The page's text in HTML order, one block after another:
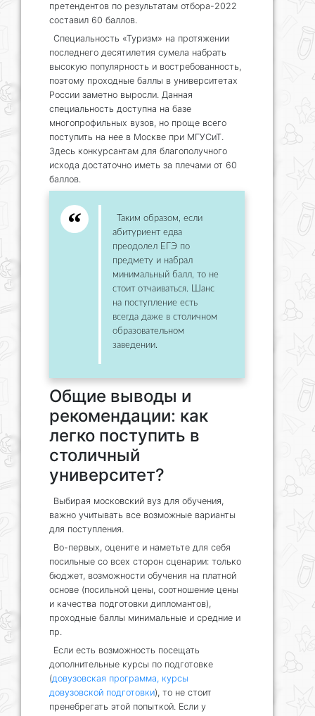
претендентов по результатам отбора-2022
составил 60 баллов.
Специальность «Туризм» на протяжении
последнего десятилетия сумела набрать
высокую популярность и востребованность,
поэтому проходные баллы в университетах
России заметно выросли. Данная
специальность доступна на базе
многопрофильных вузов, но проще всего
поступить на нее в Москве при МГУСиТ.
Здесь конкурсантам для благополучного
исхода достаточно иметь за плечами от 60
баллов.
Таким образом, если
абитуриент едва
преодолел ЕГЭ по
предмету и набрал
минимальный балл, то не
стоит отчаиваться. Шанс
на поступление есть
всегда даже в столичном
образовательном
заведении.
Общие выводы и
рекомендации: как
легко поступить в
столичный
университет?
Выбирая московский вуз для обучения,
важно учитывать все возможные варианты
для поступления.
Во-первых, оцените и наметьте для себя
посильные со всех сторон сценарии: только
бюджет, возможности обучения на платной
основе (посильной цены, соотношение цены
и качества подготовки дипломантов),
проходные баллы минимальные и средние и
пр.
Если есть возможность посещать
дополнительные курсы по подготовке
(довузовская программа, курсы
довузовской подготовки), то не стоит
пренебрегать этой попыткой. Если у